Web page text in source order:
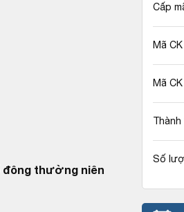
đông thường niên
Cấp
Mã
Mã
Thành
Số